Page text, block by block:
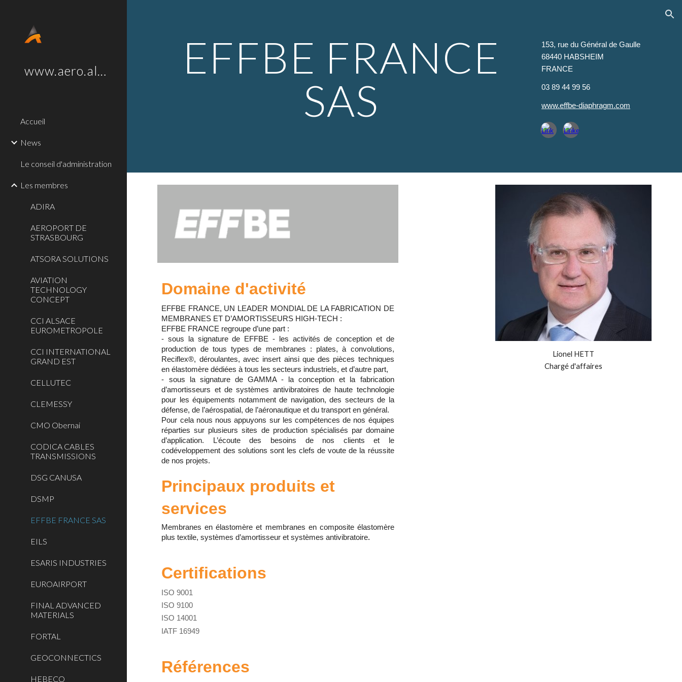
www.aero.alsace
Accueil
News
Le conseil d'administration
Les membres
ADIRA
AEROPORT DE
STRASBOURG
ATSORA SOLUTIONS
AVIATION
TECHNOLOGY
CONCEPT
CCI ALSACE
EUROMETROPOLE
CCI INTERNATIONAL
GRAND EST
CELLUTEC
CLEMESSY
CMO Obernai
CODICA CABLES
TRANSMISSIONS
DSG CANUSA
DSMP
EFFBE FRANCE SAS
EILS
ESARIS INDUSTRIES
EUROAIRPORT
FINAL ADVANCED
MATERIALS
FORTAL
GEOCONNECTICS
HEBECO
EFFBE FRANCE
SAS
153, rue du Général de Gaulle
68440 HABSHEIM
FRANCE
03 89 44 99 56
www.effbe-diaphragm.com
Domaine d'activité
EFFBE FRANCE, UN LEADER MONDIAL DE LA FABRICATION DE
MEMBRANES ET D’AMORTISSEURS HIGH-TECH :
EFFBE FRANCE regroupe d’une part :
- sous la signature de EFFBE - les activités de conception et de
production de tous types de membranes : plates, à convolutions,
Reciflex®, déroulantes, avec insert ainsi que des pièces techniques
en élastomère dédiées à tous les secteurs industriels, et d’autre part,
- sous la signature de GAMMA - la conception et la fabrication
d’amortisseurs et de systèmes antivibratoires de haute technologie
pour les équipements notamment de navigation, des secteurs de la
défense, de l’aérospatial, de l’aéronautique et du transport en général.
Pour cela nous nous appuyons sur les compétences de nos équipes
réparties sur plusieurs sites de production spécialisés par domaine
d’application. L’écoute des besoins de nos clients et le
codéveloppement des solutions sont les clefs de voute de la réussite
de nos projets.
Principaux produits et
services
Membranes en élastomère et membranes en composite élastomère
plus textile, systèmes d’amortisseur et systèmes antivibratoire.
Certifications
ISO 9001
ISO 9100
ISO 14001
IATF 16949
Références
Lionel HETT
Chargé d'affaires